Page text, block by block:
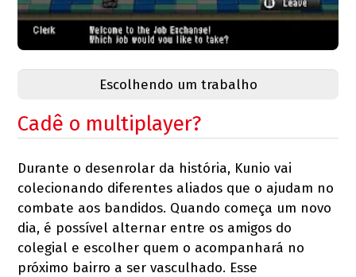
Escolhendo um trabalho
Cadê o multiplayer?
Durante o desenrolar da história, Kunio vai
colecionando diferentes aliados que o ajudam no
combate aos bandidos. Quando começa um novo
dia, é possível alternar entre os amigos do
colegial e escolher quem o acompanhará no
próximo bairro a ser vasculhado. Esse